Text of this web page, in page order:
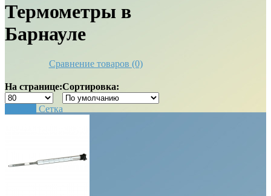
Термометры в
Барнауле
Сравнение товаров (0)
На странице:Сортировка:
Сетка